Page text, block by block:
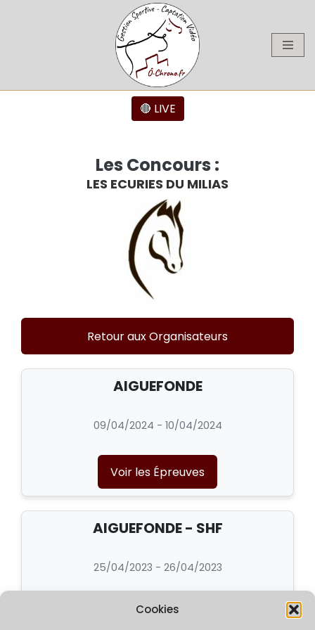
Cookies
🔴 LIVE
Les Concours :
LES ECURIES DU MILIAS
Retour aux Organisateurs
AIGUEFONDE
09/04/2024 - 10/04/2024
Voir les Épreuves
AIGUEFONDE - SHF
25/04/2023 - 26/04/2023
Voir les Épreuves